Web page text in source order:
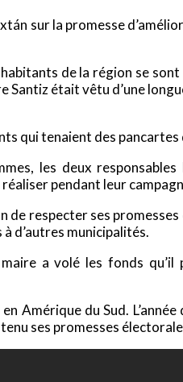
sur la promesse
de la région se
était vêtu d’une
qui tenaient des pancartes
les deux
pendant leur
respecter ses promesses
d’autres municipalités.
a volé les fonds
Amérique du Sud.
ses promesses